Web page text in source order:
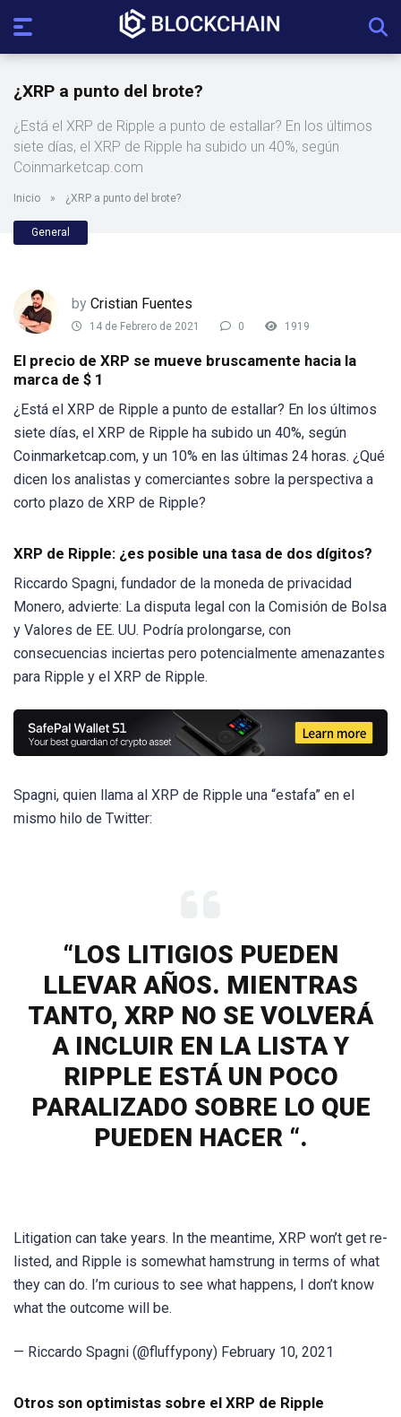
¿XRP a punto del brote?
¿Está el XRP de Ripple a punto de estallar? En los últimos
siete días, el XRP de Ripple ha subido un 40%, según
Coinmarketcap.com
Inicio » ¿XRP a punto del brote?
General
by Cristian Fuentes
14 de Febrero de 2021 0 1919
El precio de XRP se mueve bruscamente hacia la
marca de $ 1
¿Está el XRP de Ripple a punto de estallar? En los últimos
siete días, el XRP de Ripple ha subido un 40%, según
Coinmarketcap.com, y un 10% en las últimas 24 horas. ¿Qué
dicen los analistas y comerciantes sobre la perspectiva a
corto plazo de XRP de Ripple?
XRP de Ripple: ¿es posible una tasa de dos dígitos?
Riccardo Spagni, fundador de la moneda de privacidad
Monero, advierte: La disputa legal con la Comisión de Bolsa
y Valores de EE. UU. Podría prolongarse, con
consecuencias inciertas pero potencialmente amenazantes
para Ripple y el XRP de Ripple.
Spagni, quien llama al XRP de Ripple una “estafa” en el
mismo hilo de Twitter:
“LOS LITIGIOS PUEDEN
LLEVAR AÑOS. MIENTRAS
TANTO, XRP NO SE VOLVERÁ
A INCLUIR EN LA LISTA Y
RIPPLE ESTÁ UN POCO
PARALIZADO SOBRE LO QUE
PUEDEN HACER “.
Litigation can take years. In the meantime, XRP won’t get re-
listed, and Ripple is somewhat hamstrung in terms of what
they can do. I’m curious to see what happens, I don’t know
what the outcome will be.
— Riccardo Spagni (@fluffypony) February 10, 2021
Otros son optimistas sobre el XRP de Ripple